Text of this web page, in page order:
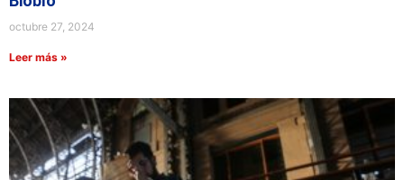
octubre 27, 2024
Leer más »